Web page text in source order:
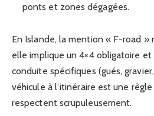
ponts et zones dégagées.
En Islande, la mention « F-road »
elle implique un 4×4 obligatoire
conduite spécifiques (gués,
véhicule à l’itinéraire est une
respectent scrupuleusement.